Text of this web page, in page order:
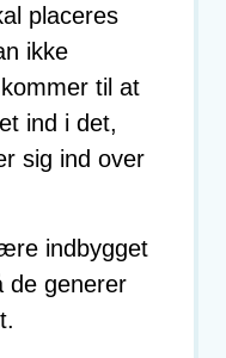
placeres
ikke
til at
ind i det,
sig ind over
indbygget
de generer